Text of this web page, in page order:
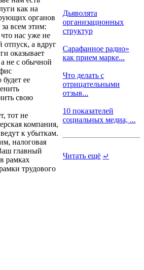
как на
органов
всем этим:
нас уже не
отпуск, а вдруг
оказывает
не с обычной
ее
свою
тот не
компания,
к убыткам.
налоговая
главный
рамках
трудового
Дьяволята
организационных
структур
Сарафанное радио»
как прием марке...
Что делать с
отрицательными
отзыв...
10 показателей
социальных медиа, ...
Читать ещё ⤾